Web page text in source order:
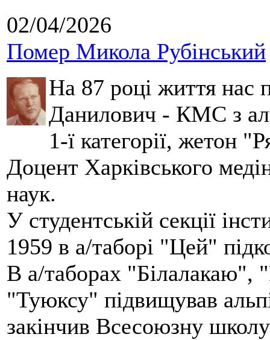
02/04/2026
Помер Микола Рубінський
На 87 році життя нас
Данилович - КМС з
1-ї категорії, жетон
Доцент Харківського
наук.
У студентській секції
1959 в а/таборі "Цей"
В а/таборах "Білалакаю",
"Туюксу" підвищував
закінчив Всесоюзну